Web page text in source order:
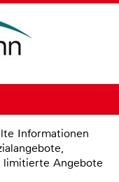
Informationen
limitierte Angebote